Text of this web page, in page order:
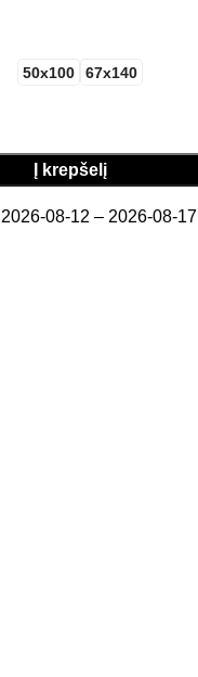
50x100 67x140
Į krepšelį
2026-08-12 – 2026-08-17